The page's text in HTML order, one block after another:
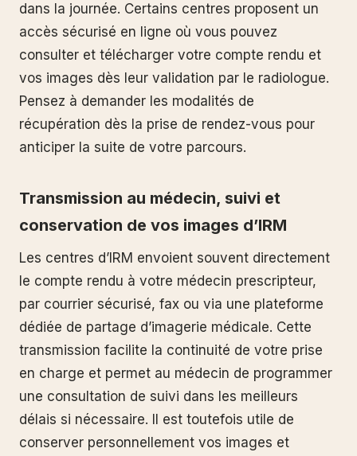
dans la journée. Certains centres proposent un
accès sécurisé en ligne où vous pouvez
consulter et télécharger votre compte rendu et
vos images dès leur validation par le radiologue.
Pensez à demander les modalités de
récupération dès la prise de rendez-vous pour
anticiper la suite de votre parcours.
Transmission au médecin, suivi et
conservation de vos images d’IRM
Les centres d’IRM envoient souvent directement
le compte rendu à votre médecin prescripteur,
par courrier sécurisé, fax ou via une plateforme
dédiée de partage d’imagerie médicale. Cette
transmission facilite la continuité de votre prise
en charge et permet au médecin de programmer
une consultation de suivi dans les meilleurs
délais si nécessaire. Il est toutefois utile de
conserver personnellement vos images et